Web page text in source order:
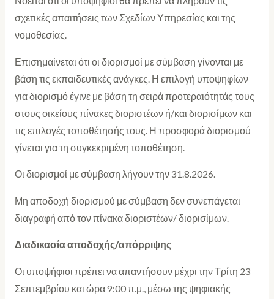
σχετικές απαιτήσεις των Σχεδίων Υπηρεσίας και της
νομοθεσίας.
Επισημαίνεται ότι οι διορισμοί με σύμβαση γίνονται με
βάση τις εκπαιδευτικές ανάγκες. Η επιλογή υποψηφίων
για διορισμό έγινε με βάση τη σειρά προτεραιότητάς τους
στους οικείους πίνακες διοριστέων ή/και διορισίμων και
τις επιλογές τοποθέτησής τους. Η προσφορά διορισμού
γίνεται για τη συγκεκριμένη τοποθέτηση.
Οι διορισμοί με σύμβαση λήγουν την 31.8.2026.
Μη αποδοχή διορισμού με σύμβαση δεν συνεπάγεται
διαγραφή από τον πίνακα διοριστέων/ διορισίμων.
Διαδικασία αποδοχής/απόρριψης
Οι υποψήφιοι πρέπει να απαντήσουν μέχρι την Τρίτη 23
Σεπτεμβρίου και ώρα 9:00 π.μ., μέσω της ψηφιακής